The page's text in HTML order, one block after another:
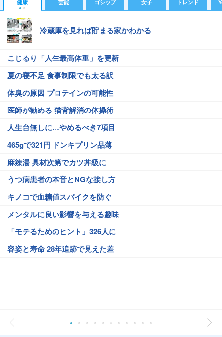
健康 芸能 ゴシップ 女子 トレンド
冷蔵庫を見れば貯まる家かわかる
こじるり「人生最高体重」を更新
夏の寝不足 食事制限でも太る訳
体臭の原因 プロテインの可能性
医師が勧める 猫背解消の体操術
人生台無しに…やめるべき7項目
465gで321円 ドンキプリン品薄
麻辣湯 具材次第でカツ丼級に
うつ病患者の本音とNGな接し方
キノコで血糖値スパイクを防ぐ
メンタルに良い影響を与える趣味
「モテるためのヒント」326人に
容姿と寿命 28年追跡で見えた差